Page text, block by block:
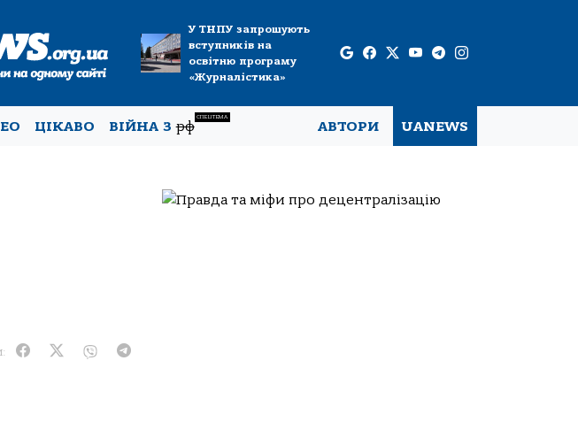
У ТНПУ запрошують
вступників на
освітню програму
«Журналістика»
ЦІКАВО ВІЙНА Зрф
СПЕЦТЕМА
АВТОРИ UANEWS